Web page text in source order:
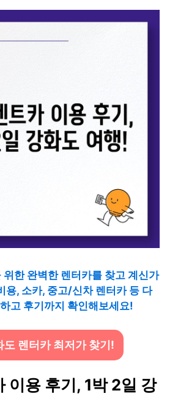
위한 완벽한 렌터카를 찾고 계신가
용, 소카, 중고/신차 렌터카 등 다
고 후기까지 확인해보세요!
도 렌터카 최저가 찾기!
이용 후기, 1박 2일 강